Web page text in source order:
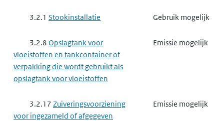
3.2.1 Stookinstallatie Gebruik mogelijk
3.2.8 Opslagtank voor
vloeistoffen en tankcontainer of
verpakking die wordt gebruikt als
opslagtank voor vloeistoffen
Emissie mogelijk
3.2.17 Zuiveringsvoorziening
voor ingezameld of afgegeven
Emissie mogelijk